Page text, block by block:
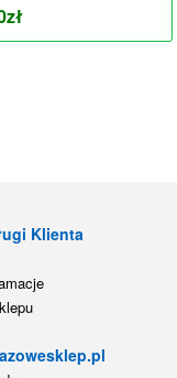
zł
Klienta